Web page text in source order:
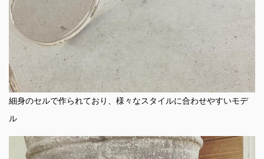
細身のセルで作られており、様々なスタイルに合わせやすいモデ
ル